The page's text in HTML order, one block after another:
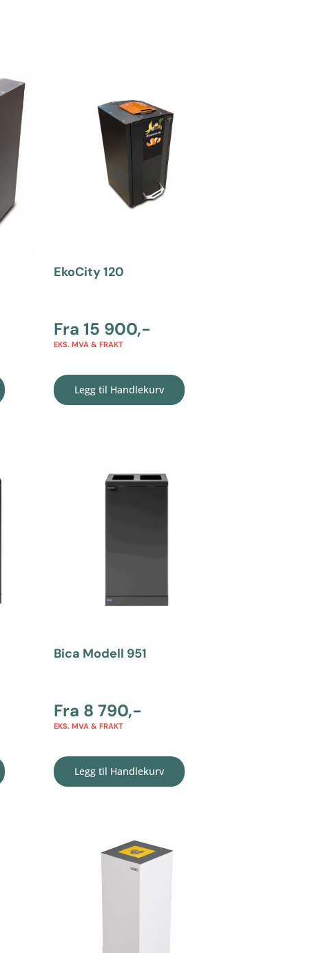
EkoCity 120
Fra 15 900,-
EKS. MVA & FRAKT
Legg til Handlekurv
Bica Modell 951
Fra 8 790,-
EKS. MVA & FRAKT
Legg til Handlekurv